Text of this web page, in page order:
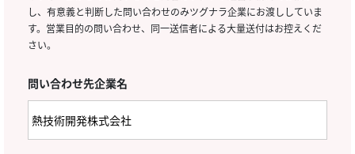
し、有意義と判断した問い合わせのみツグナラ企業にお渡ししていま
す。営業目的の問い合わせ、同一送信者による大量送付はお控えくだ
さい。
問い合わせ先企業名